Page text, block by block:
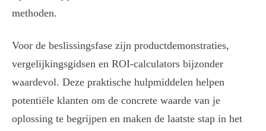
methoden.
Voor de beslissingsfase zijn productdemonstraties,
vergelijkingsgidsen en ROI-calculators bijzonder
waardevol. Deze praktische hulpmiddelen helpen
potentiële klanten om de concrete waarde van je
oplossing te begrijpen en maken de laatste stap in het